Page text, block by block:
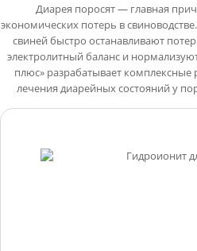
Диарея поросят — главная
экономических потерь в
свиней быстро останавливают
электролитный баланс и
плюс» разрабатывает
лечения диарейных состояний у